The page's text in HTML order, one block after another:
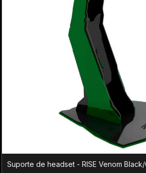
Suporte de headset - RISE Venom